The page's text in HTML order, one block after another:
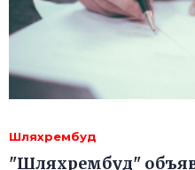
Шляхрембуд
"Шляхрембуд"